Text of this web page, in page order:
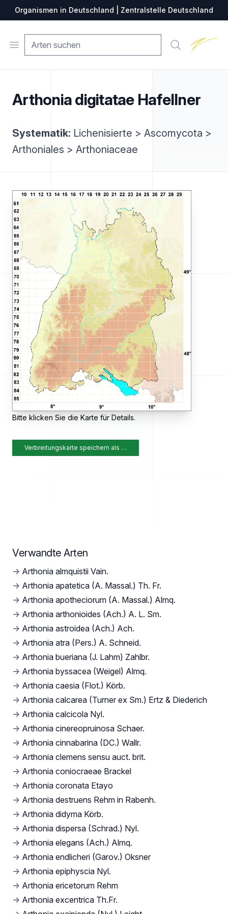
Organismen in Deutschland | Zentralstelle Deutschland
Open menu Suche
Arthonia digitatae Hafellner
Systematik: Lichenisierte > Ascomycota >
Arthoniales > Arthoniaceae
Bitte klicken Sie die Karte für Details.
Verbreitungskarte speichern als …
Verwandte Arten
→ Arthonia almquistii Vain.
→ Arthonia apatetica (A. Massal.) Th. Fr.
→ Arthonia apotheciorum (A. Massal.) Almq.
→ Arthonia arthonioides (Ach.) A. L. Sm.
→ Arthonia astroidea (Ach.) Ach.
→ Arthonia atra (Pers.) A. Schneid.
→ Arthonia bueriana (J. Lahm) Zahlbr.
→ Arthonia byssacea (Weigel) Almq.
→ Arthonia caesia (Flot.) Körb.
→ Arthonia calcarea (Turner ex Sm.) Ertz & Diederich
→ Arthonia calcicola Nyl.
→ Arthonia cinereopruinosa Schaer.
→ Arthonia cinnabarina (DC.) Wallr.
→ Arthonia clemens sensu auct. brit.
→ Arthonia coniocraeae Brackel
→ Arthonia coronata Etayo
→ Arthonia destruens Rehm in Rabenh.
→ Arthonia didyma Körb.
→ Arthonia dispersa (Schrad.) Nyl.
→ Arthonia elegans (Ach.) Almq.
→ Arthonia endlicheri (Garov.) Oksner
→ Arthonia epiphyscia Nyl.
→ Arthonia ericetorum Rehm
→ Arthonia excentrica Th.Fr.